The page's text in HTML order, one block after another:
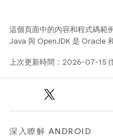
這個頁面中的內容和程式碼範
Java 與 OpenJDK 是 Oracle
上次更新時間：2026-07-15 (
深入瞭解 ANDROID